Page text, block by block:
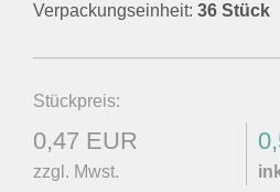
Verpackungseinheit: 36 Stück
Stückpreis:
0,47 EUR
zzgl. Mwst.